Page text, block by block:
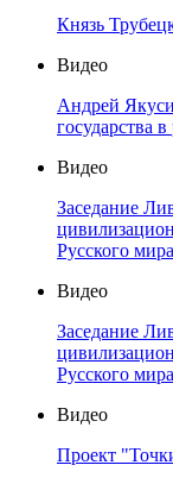
Князь
Видео
Андрей
государства
Видео
Заседание
Русского
Видео
Заседание
Русского
Видео
Проект